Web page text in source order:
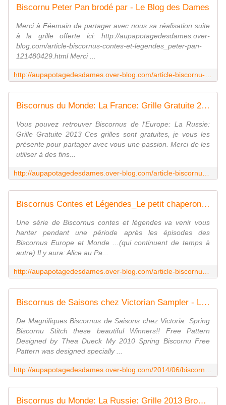
Biscornu Peter Pan brodé par - Le Blog des Dames
Merci à Féemain de partager avec nous sa réalisation suite
à la grille offerte ici: http://aupapotagedesdames.over-
blog.com/article-biscornus-contes-et-legendes_peter-pan-
121480429.html Merci ...
Biscornus du Monde: La France: Grille Gratuite 2013 - Le Blog des Dames
Vous pouvez retrouver Biscornus de l'Europe: La Russie:
Grille Gratuite 2013 Ces grilles sont gratuites, je vous les
présente pour partager avec vous une passion. Merci de les
utiliser à des fins...
Biscornus Contes et Légendes_Le petit chaperon rouge - Le Blog des Dames
Une série de Biscornus contes et légendes va venir vous
hanter pendant une période après les épisodes des
Biscornus Europe et Monde ...(qui continuent de temps à
autre) Il y aura: Alice au Pa...
Biscornus de Saisons chez Victorian Sampler - Le Blog des Dames
De Magnifiques Biscornus de Saisons chez Victoria: Spring
Biscornu Stitch these beautiful Winners!! Free Pattern
Designed by Thea Dueck My 2010 Spring Biscornu Free
Pattern was designed specially ...
Biscornus du Monde: La Russie: Grille 2013 Brodée par - Le Blog des Dames